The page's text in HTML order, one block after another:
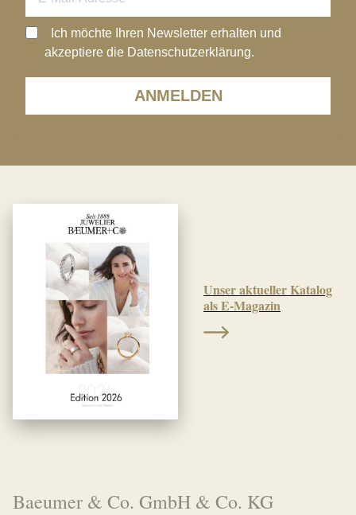
ANMELDEN
Ich möchte Ihren Newsletter erhalten und
akzeptiere die Datenschutzerklärung.
Unser aktueller Katalog
als E-Magazin
Baeumer & Co. GmbH & Co. KG